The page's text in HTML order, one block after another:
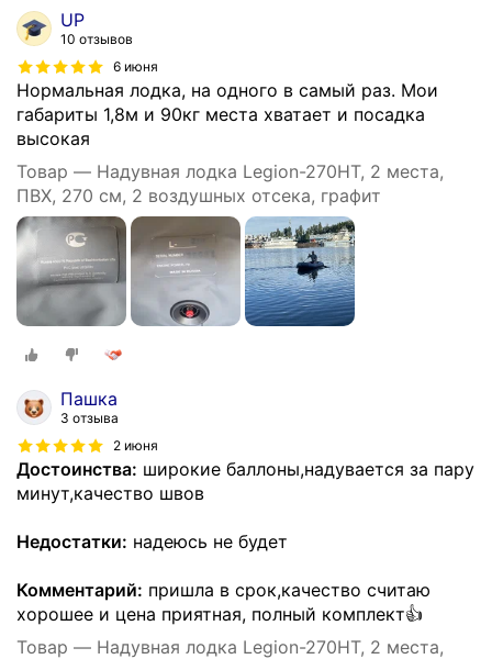
UP
10 отзывов
6 июня
Нормальная лодка, на одного в самый раз. Мои
габариты 1,8м и 90кг места хватает и посадка
высокая
Товар — Надувная лодка Legion-270HT, 2 места,
ПВХ, 270 см, 2 воздушных отсека, графит
Пашка
3 отзыва
2 июня
Достоинства: широкие баллоны,надувается за пару
минут,качество швов
Недостатки: надеюсь не будет
Комментарий: пришла в срок,качество считаю
хорошее и цена приятная, полный комплект👍
Товар — Надувная лодка Legion-270HT, 2 места,